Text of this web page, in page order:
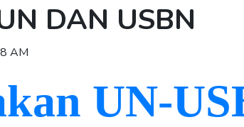
DAN USBN
AM
UN-